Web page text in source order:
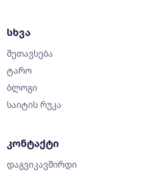
სხვა
შეთავსება
ტარო
ბლოგი
საიტის რუკა
კონტაქტი
დაგვიკავშირდი